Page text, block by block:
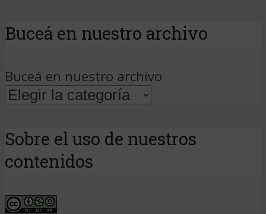
Buceá en nuestro archivo
Buceá en nuestro archivo
Sobre el uso de nuestros
contenidos